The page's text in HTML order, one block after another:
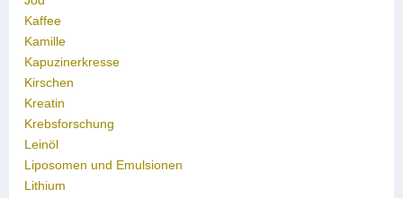
Kaffee
Kamille
Kapuzinerkresse
Kirschen
Kreatin
Krebsforschung
Leinöl
Liposomen und Emulsionen
Lithium